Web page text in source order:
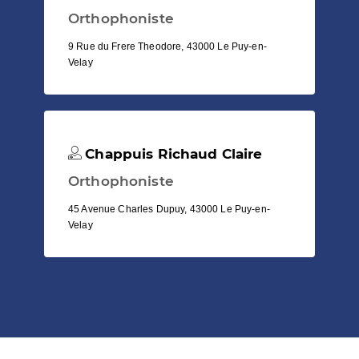
Orthophoniste
9 Rue du Frere Theodore, 43000 Le Puy-en-
Velay
Chappuis Richaud Claire
Orthophoniste
45 Avenue Charles Dupuy, 43000 Le Puy-en-
Velay